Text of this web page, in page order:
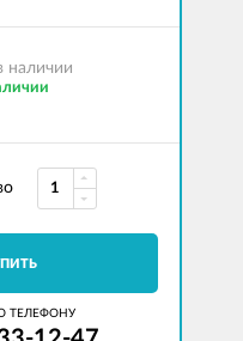
наличии
ТЕЛЕФОНУ